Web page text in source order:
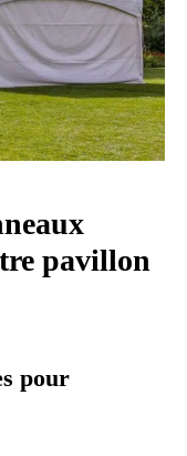
pavillon
pour